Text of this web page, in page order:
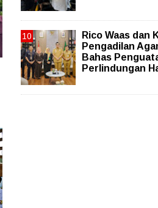
Rico Waas dan
Pengadilan
Bahas
Perlindungan